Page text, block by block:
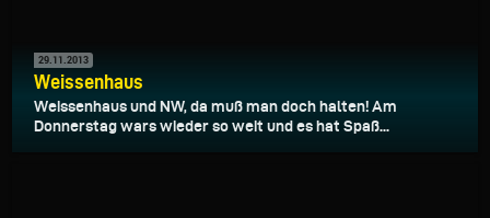
29.11.2013
Weissenhaus
Weissenhaus und NW, da muß man doch halten! Am
Donnerstag wars wieder so weit und es hat Spaß...